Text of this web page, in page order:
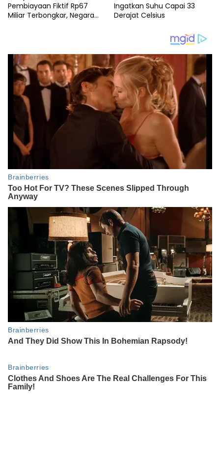
Pembiayaan Fiktif Rp67
Miliar Terbongkar, Negara
Ingatkan Suhu Capai 33
Derajat Celsius